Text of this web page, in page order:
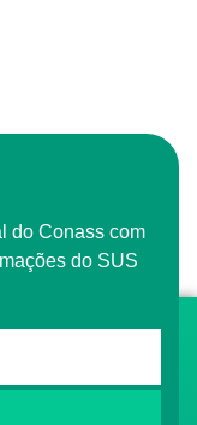
do Conass com
do SUS